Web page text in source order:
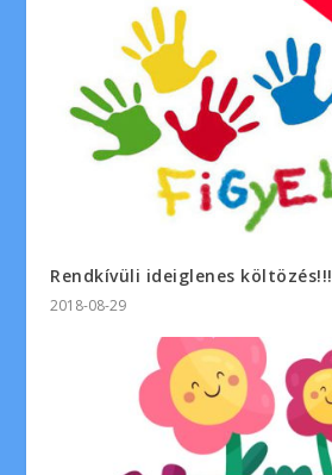
Rendkívüli ideiglenes költözés!!!
2018-08-29